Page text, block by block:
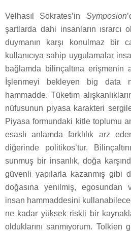
Velhasıl Sokrates’in Symposion
şartlarda dahi insanların
duymanın karşı konulmaz bir
kullanıcıya sahip uygulamalar
bağlamda bilinçaltına erişmenin
İşlenmeyi bekleyen big data
hammadde. Tüketim
nüfusunun piyasa karakteri
Piyasa formundaki kitle toplumu
esaslı anlamda farklılık arz
diğerinde politikos’tur.
sunmuş bir insanlık, doğa
güvenli yapılarla kazanmış gibi
doğasına yenilmiş, egosundan
insan hammaddesini
ne kadar yüksek riskli bir
olduklarını sanmıyorum.